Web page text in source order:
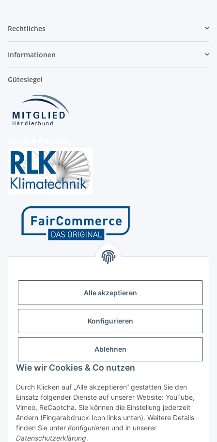
Alle akzeptieren
Konfigurieren
Ablehnen
Wie wir Cookies & Co nutzen
Durch Klicken auf „Alle akzeptieren“ gestatten Sie den
Einsatz folgender Dienste auf unserer Website: YouTube,
Vimeo, ReCaptcha. Sie können die Einstellung jederzeit
ändern (Fingerabdruck-Icon links unten). Weitere Details
finden Sie unter Konfigurieren und in unserer
Datenschutzerklärung.
Rechtliches
Informationen
Gütesiegel
Finden Sie uns auf Google Maps
Widerrufsbutton